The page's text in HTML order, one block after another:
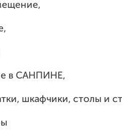
в САНПИНЕ,
шкафчики, столы и